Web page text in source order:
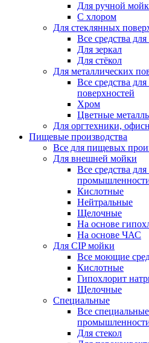
Для ручной
С хлором
Для стеклянных
Все средства
Для зеркал
Для стёкол
Для металлических
Все средства
поверхностей
Хром
Цветные
Для оргтехники,
Пищевые производства
Все для пищевых
Для внешней мойки
Все средства
Кислотные
Нейтральные
Щелочные
На основе
На основе ЧАС
Для CIP мойки
Все моющие
Кислотные
Гипохлорит
Щелочные
Специальные
Все
Для стекол